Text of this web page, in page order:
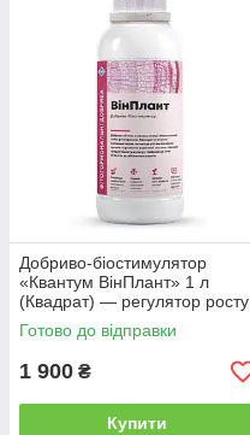
Добриво-біостимулятор
«Квантум ВінПлант» 1 л
(Квадрат) — регулятор росту
з фітогормонами
Готово до відправки
1 900 ₴
Купити